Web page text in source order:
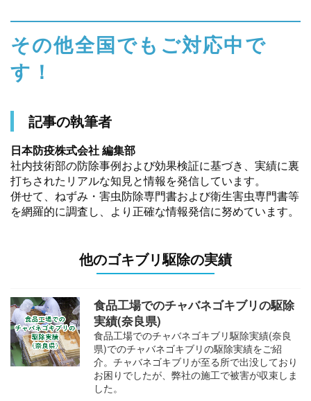
その他全国でもご対応中で
す！
記事の執筆者
日本防疫株式会社 編集部
社内技術部の防除事例および効果検証に基づき、実績に裏
打ちされたリアルな知見と情報を発信しています。
併せて、ねずみ・害虫防除専門書および衛生害虫専門書等
を網羅的に調査し、より正確な情報発信に努めています。
他のゴキブリ駆除の実績
食品工場でのチャバネゴキブリの駆除
実績(奈良県)
食品工場でのチャバネゴキブリ駆除実績(奈良
県)でのチャバネゴキブリの駆除実績をご紹
介。チャバネゴキブリが至る所で出没しており
お困りでしたが、弊社の施工で被害が収束しま
した。